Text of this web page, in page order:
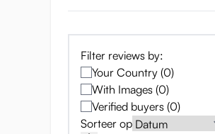
Wat wil je nog
eigenschappen, is een doorbraak
markt. De heerlijke stimulatie door
vernauwingen die je goed voelt, is
één van de eigenschappen.
Het detail, zowel aan de buiten als
Filter reviews by:
Your Country (0)
With Images (0)
Verified buyers (0)
Sorteer op